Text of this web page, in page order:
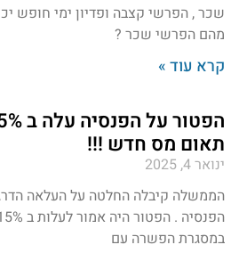
שכר , הפרשי קצבה ופדיון ימי חופש
מהם הפרשי שכר ?
קרא עוד »
תאום מס חדש !!!
ינואר 4, 2025
הממשלה קיבלה החלטה על העלאה
במסגרת הפשרה עם